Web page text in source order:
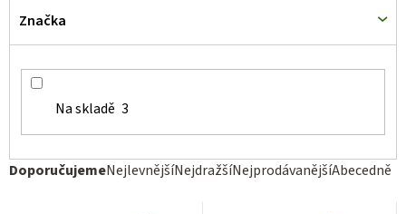
Ř
DoporučujemeNejlevnějšíNejdražšíNejprodávanějšíAbecedně
Na skladě 3
Značka